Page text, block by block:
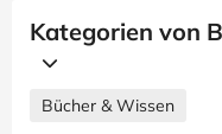
Kategorien von
Bücher & Wissen